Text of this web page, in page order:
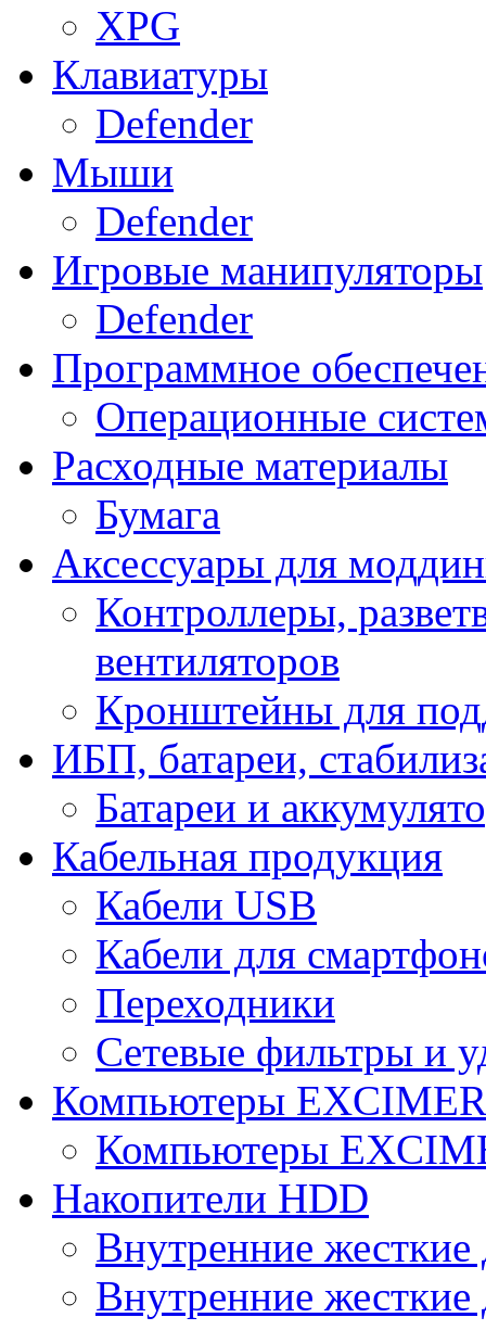
XPG
Клавиатуры
Defender
Мыши
Defender
Игровые манипуляторы
Defender
Программное
Операционные
Расходные материалы
Бумага
Аксессуары для
Контроллеры,
вентиляторов
Кронштейны для
ИБП, батареи,
Батареи и
Кабельная продукция
Кабели USB
Кабели для
Переходники
Сетевые фильтры и
Компьютеры
Компьютеры
Накопители HDD
Внутренние
Внутренние